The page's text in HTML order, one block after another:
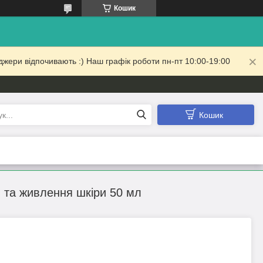
Кошик
відпочивають :) Наш графік роботи пн-пт 10:00-19:00
Кошик
живлення шкіри 50 мл